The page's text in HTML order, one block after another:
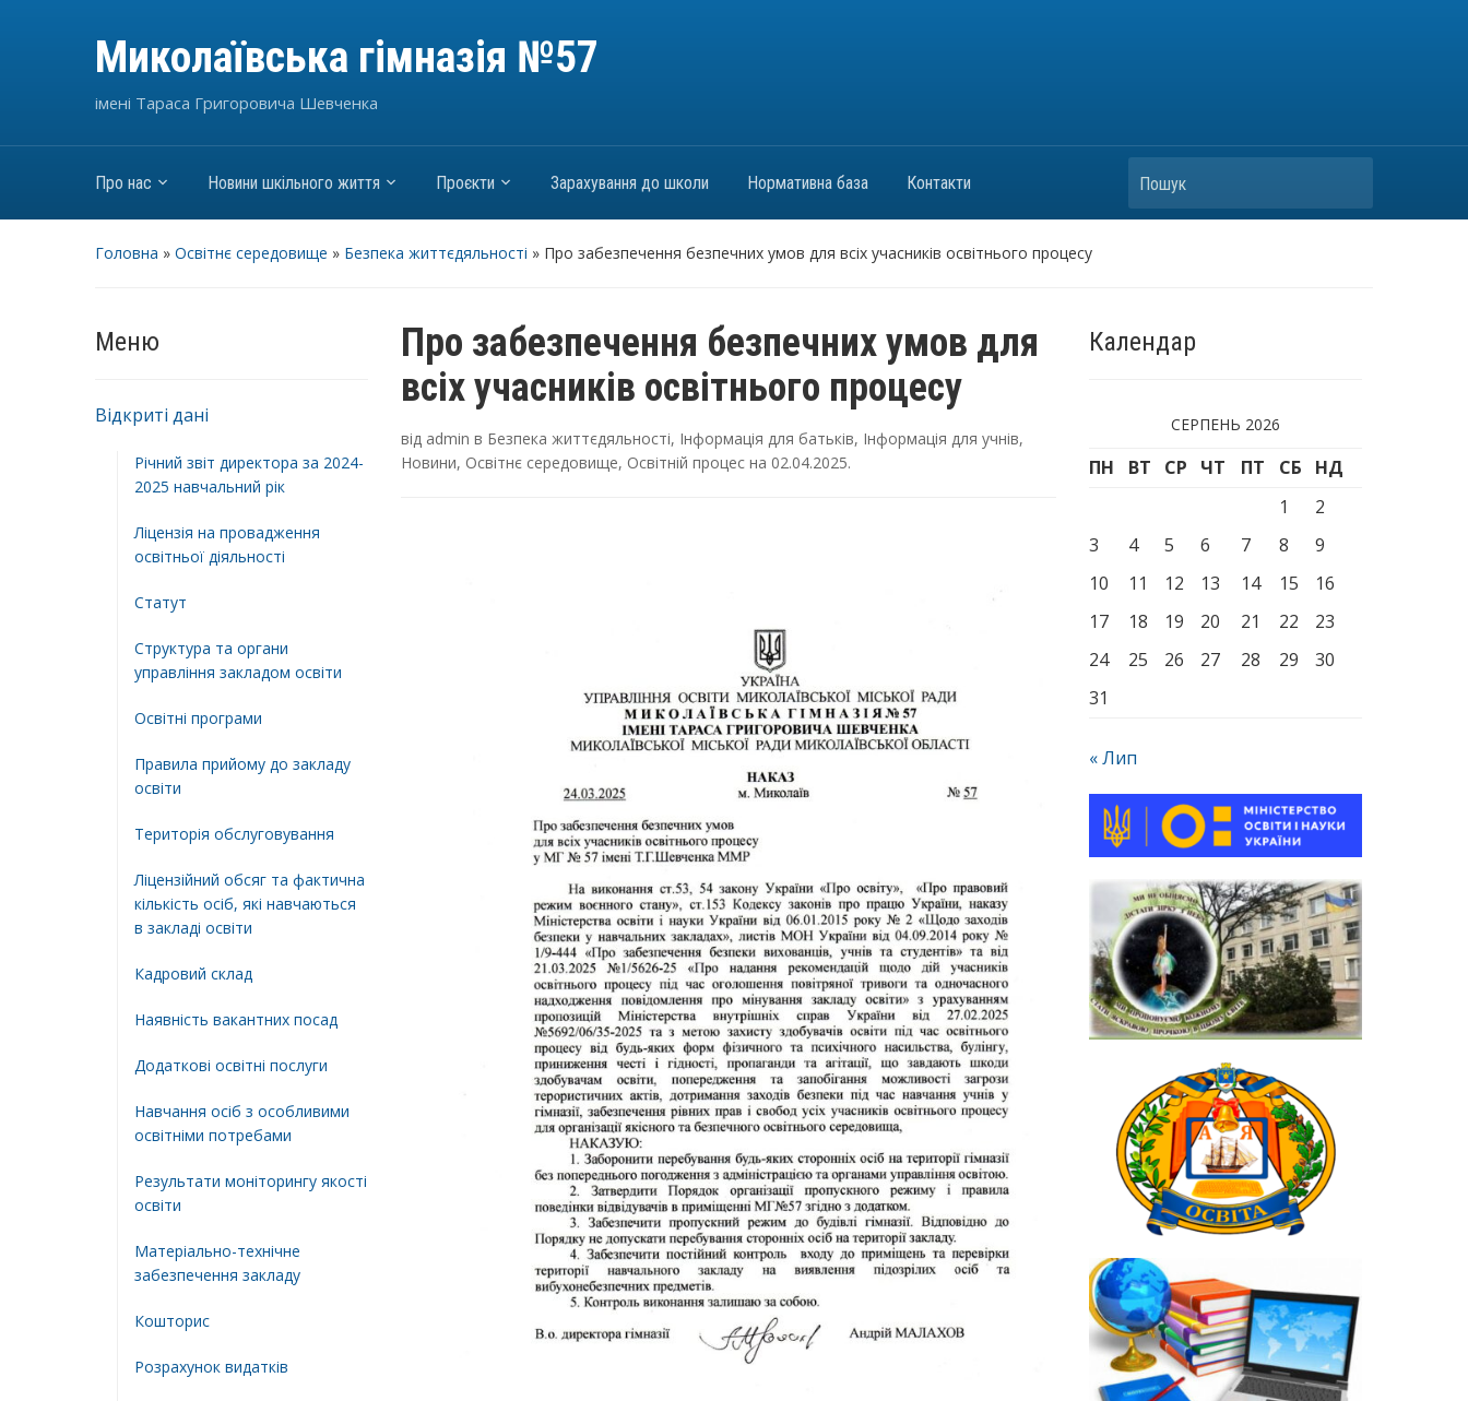
Миколаївська гімназія №57
імені Тараса Григоровича Шевченка
Про нас Новини шкільного життя Проєкти Зарахування до школи Нормативна база Контакти Пошук
Головна » Освітнє середовище » Безпека життєдяльності » Про забезпечення безпечних умов для всіх учасників освітнього процесу
Меню
Відкриті дані
Річний звіт директора за 2024-
2025 навчальний рік
Ліцензія на провадження
освітньої діяльності
Статут
Структура та органи
управління закладом освіти
Освiтнi програми
Правила прийому до закладу
освіти
Територiя обслуговування
Ліцензійний обсяг та фактична
кількість осіб, які навчаються
в закладі освіти
Кадровий склад
Наявність вакантних посад
Додатковi освiтнi послуги
Навчання осіб з особливими
освітніми потребами
Результати моніторингу якості
освіти
Матеріально-технічне
забезпечення закладу
Кошторис
Розрахунок видатків
Про забезпечення безпечних умов для
всіх учасників освітнього процесу
від admin в Безпека життєдяльності, Інформація для батьків, Інформація для учнів,
Новини, Освітнє середовище, Освітній процес на 02.04.2025.
Календар
СЕРПЕНЬ 2026
ПН ВТ СР ЧТ ПТ СБ
НД
1
2
3
4 5 6 7 8
9
10
11 12 13 14 15
16
17
18 19 20 21 22
23
24
25 26 27 28 29
30
31
« Лип